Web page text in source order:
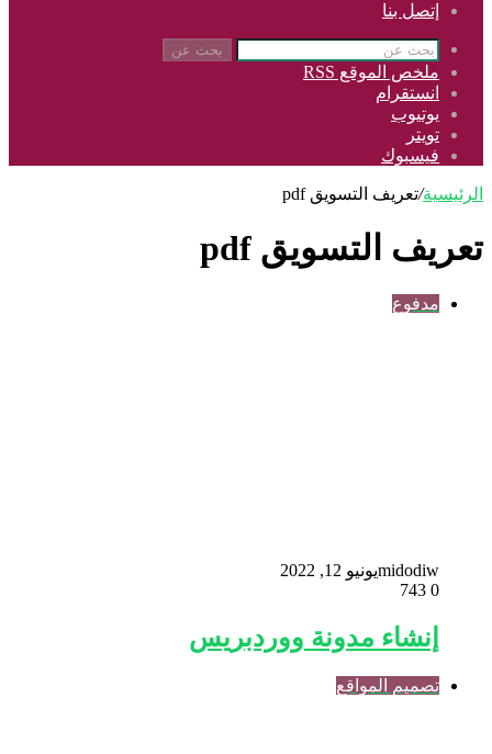
إتصل بنا
بحث عن
ملخص الموقع RSS
انستقرام
يوتيوب
تويتر
فيسبوك
الرئيسية/تعريف التسويق pdf
تعريف التسويق pdf
مدفوع
midodiwيونيو 12, 2022
0
إنشاء مدونة ووردبريس
تصميم المواقع